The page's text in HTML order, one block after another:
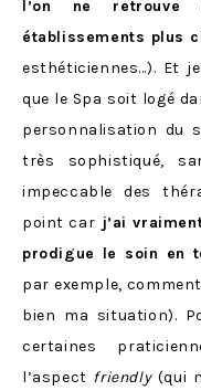
l’on ne retrouve
établissements plus
esthéticiennes…). Et
que le Spa soit logé
personnalisation du
très sophistiqué,
impeccable des
point car j’ai
prodigue le soin en
par exemple,
bien ma situation).
certaines
l’aspect friendly(qui